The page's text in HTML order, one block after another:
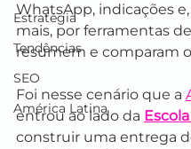
Estratégia
Tendências
SEO
América Latina
WhatsApp, indicações
mais, por ferramentas
resumem e comparam
Foi nesse cenário que a
entrou ao lado da
construir uma entrega